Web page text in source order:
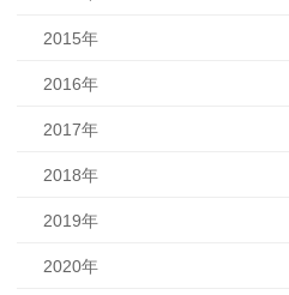
2015年
2016年
2017年
2018年
2019年
2020年